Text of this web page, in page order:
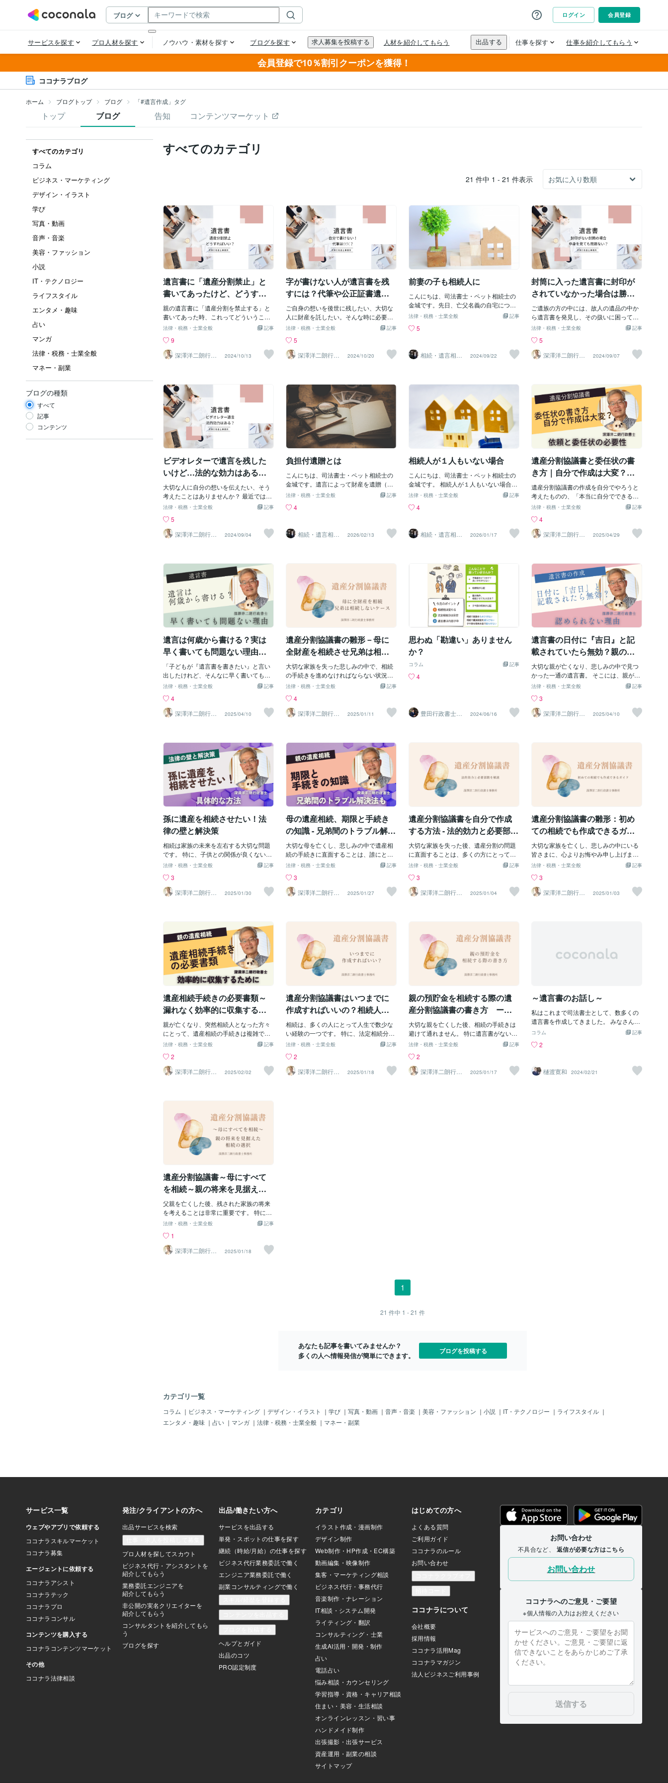
会員登録で10％割引クーポンを獲得！
ココナラブログ
ホーム ブログトップ ブログ 「#遺言作成」タグ
トップ ブログ 告知 コンテンツマーケット
すべてのカテゴリ
コラム
ビジネス・マーケティング
デザイン・イラスト
学び
写真・動画
音声・音楽
美容・ファッション
小説
IT・テクノロジー
ライフスタイル
エンタメ・趣味
占い
マンガ
法律・税務・士業全般
マネー・副業
ブログの種類
すべて
記事
コンテンツ
すべてのカテゴリ
21 件中 1 - 21 件表示
遺言書に「遺産分割禁止」と
書いてあったけど、どうすれ
ばいい？
親の遺言書に「遺産分割を禁止する」と
書いてあった時、これってどういうこと
だろう？と悩む方も多いのではないでし
いのに、この文言に縛られてしまうの
か、気になると思います。そこで今回
は、遺言書に記載された「遺産分割の禁
から最大5年間、遺産の分割を禁止すると
いう内容を記載することができます。 こ
れは、相続人同士の争いを防ぎ、冷静に
遺産分割について考える時間を与えるた
めなどに利用されます。【なぜ遺産分割
が禁止されるの？】 遺産分割を禁止する
理由は様々です。例えば、次のような例
が挙げられます。 相続人同士の仲が悪い
場合: 争いを避けるため、一定期間を置い
てから分割を行う。 遺産の評価が難しい
場合: 遺産の価値を正確に把握し、公平な
分割を行うために、時間をかけて評価を
行う。 特定の相続人に財産を残したい場
合: その相続人が一定の年齢になるまで、
員が分割に合意した場合はどうなる？】
相続人全員が遺産分割に合意した場合で
も、遺言書で分割が禁止されている場合
禁止されている場合、相続人全員が合意
していたとしても、その期間は分割を行
うことができません。 ただし、遺言書が
法的に効力を有しない場合には例外的に
分割できる可能性もあります。 当事務所
では、静岡市浜松市エリアを中心に自筆
証書遺言の作成相談を承っております。※
全国を対象としています。 遺言書の内容
に関するご質問や、相続手続き全般につ
記事
法律・税務・士業全般
9
深澤洋二朗行政
書士
2024/10/13
字が書けない人が遺言書を残
すには？代筆や公正証書遺言
について解説
ご自身の想いを後世に残したい、大切な
人に財産を託したい。そんな時に必要と
なるのが遺言書です。 しかし、病気や老
うすれば遺言を残せるのか悩んでいる方
もいらっしゃるでしょう。 今回は、遺言
書を自分で書けない人が直面する問題点
自分で書かなければならない】 「家族に
頼んで代筆してもらおうかな…」と考え
ている方もいるかもしれません。 しか
し、日本の法律では、自筆証書遺言は全
てを自分で書かなければ有効な遺言とは
認められません。 たとえ、家族が遺言者
の言葉を正確に書き写したとしても、そ
れは遺言者の自筆ではないため、法的に
効力がないと判断されてしまうのです。
成しよう】 では、自分で字を書くことが
できない場合は、遺言を残すことができ
ないのでしょうか？そんなことはありま
せん。公正証書遺言という方法がありま
れる遺言書です。 遺言の内容を公証人に
伝えれば、公証人が代わりに作成してく
専門家である公証人が作成するため、形
式的な間違いが起こりにくい。 証拠能力
が高い： 公証人が作成したという証拠が
あるため、将来、遺言の内容が争われた
場合でも、その効力を証明しやすい。秘
密が守られる： 公証人は秘密保持義務を
れる心配が少ない。 【まとめ】字が書
記事
法律・税務・士業全般
5
深澤洋二朗行政
書士
2024/10/20
前妻の子も相続人に
こんにちは、司法書士・ペット相続士の
金城です。先日、亡父名義の自宅につい
て相続登記の依頼を受けました。 母親は
で、相談者（長男）の単独名義にしたい
人は子ども３名のみとの認識で、子ども
３名の間で長男単独名義にする合意がで
籍を見せてもらったところ、亡父には前
妻がおり、前妻との間にも子どもが１人
いることが分かりました。 前妻の子ども
のことを相談者に尋ねると、まったく交
流がないので消息は分からないとのこと
でした。 もし前妻の子が独身のまま亡く
なっていた場合は、相談者の認識どお
り、相続人は子ども３人で間違いないと
いうことになります。 ところが、前妻の
子の戸籍を追求したところ、前妻の子は
すでに亡くなっているものの、子どもが
８人もいることが判明しました。 つま
り、その８人の子も亡父の相続人に該当
も上ることになります。 相談者の単独名
なければならない旨、相談者には伝えま
したが、この事案のように、思わぬ相続
えていたのであれば、遺留分の問題は生
じるものの、１１名での遺産分割協議を
回避するために遺言を遺しておくべきケ
ースでした。 年々遺言を作成する人が増
えていますが、特に相続関係が複雑な場
合などは、遺言を作成しておくことは必
須といえます。
記事
法律・税務・士業全般
5
相続・遺言相談
所
2024/09/22
封筒に入った遺言書に封印が
されていなかった場合は勝手
に開けて確認してもいいの？
ご遺族の方の中には、故人の遺品の中か
ら遺言書を発見し、その扱いに困ってい
る方もいらっしゃるのではないでしょう
の場合、「中身を見て確認しても大丈夫
なのか？」と不安に思われる方もいるか
もしれません。 本記事では、封がされて
します。【封がしていない遺言書は見て
も問題ない？】 封がしていない封筒を発
見した場合、中身が何なのか気になり見
てしまうということはよくあることで
す。 遺言書の内容は、封筒に封がされて
いてもされていなくても、法的に有効な
内容であれば効力が生じます。 見てしま
ったからと言ってすぐに問題が発生する
わけではありませんが、次の注意点があ
ります。【封がされていなかった遺言書
の注意点】 遺言内容の真偽: 封がされて
いなかった場合、遺言書の内容が本当に
故人の意思であるか、改ざんされていな
いかなどを確認する必要があります。 相
相続人がいる場合、相続人間で争いが起
こる可能性があります。 検認手続きが必
要：遺言書を発見した場合、家庭裁判所
す。【まとめ】 封がされていなかった遺
言書が見つかった場合でも、安易に判断
せず、まずは専門家にご相談ください。
専門家にご相談することで、ご自身の権
利を守り、円滑な相続手続きを進めるこ
とができます。 これから遺言書を作成す
る方は、改ざんの恐れを防ぐためにも作
成後は封印をして保存をするようにしま
しょう。 当事務所では、静岡市浜松市エ
リアを
記事
法律・税務・士業全般
5
深澤洋二朗行政
書士
2024/09/07
ビデオレターで遺言を残した
いけど…法的な効力はある
の？
大切な人に自分の想いを伝えたい、そう
考えたことはありませんか？ 最近では、
ビデオレターで遺言を残すサービスが登
ー遺言は、文字だけでは伝えきれない、
温かい想いや生きた証を後世に残すこと
ができる魅力的な方法です。 しかし、
ょう。 本記事では、ビデオレター遺言の
メリットやデメリット、そして法的な側
面について、具体的な事例を交えながら
解説していきます。ビデオレター遺言に
興味がある方は、ぜひ参考にしてくださ
い。【ビデオレター遺言とは？】 ビデオ
レター遺言とは、文字で書かれた従来の
遺言書とは異なり、動画で自分の想いを
伝える新しい形の遺言です。 生前に記録
し、自分の言葉と表情で、家族や大切な
人に直接語りかけることができます。
【ビデオレター遺言のメリット】 まず、
ビデオレター遺言を作成するメリットに
ついてご紹介します。 感情豊かに伝えら
想いや生きた証を後世に残すことができ
ます。 複雑な内容も伝えやすい: 図や資
料を使いながら、複雑な内容も分かりや
で、遺言者の意図を正確に理解できま
す。 【ビデオレター遺言のデメリット】
では次に、ビデオレター遺言のデメリッ
トをご紹介します。 法的な効力がない:
一般的には、法的な遺言として認められ
ていません。 証拠能力が低い: 動画の改
ざんや紛失のリスクがあり、証拠能力が
低いと評価される可能性があります。 技
術的な問題が発生する可能性: 動
記事
法律・税務・士業全般
5
深澤洋二朗行政
書士
2024/09/04
負担付遺贈とは
こんにちは、司法書士・ペット相続士の
金城です。遺言によって財産を遺贈（贈
与）することができますが、【負担付遺
うえで財産を無償で与える遺贈のことを
る行為をすること」を条件に、財産を贈
与（遺贈）する方法です。 🔸 たとえば、
のため、受遺者（財産を受け取る人）
は、遺言者の死亡後、いつでも遺贈を放
棄できます（民法第986条）。 遺贈が放
棄されると、当然ながら負担（義務）も
消滅します。 遺贈が放棄されることを防
く、事前に受遺者に意向を伝え、了承を
得ておくと安心です。 ■負担が履行され
ない場合 もし受遺者が負担を履行しない
場合、相続人は家庭裁判所に対して【負
担付遺贈の取消し】を請求できます（民
法第1027条）。 負担付遺贈が取り消され
ると、遺贈は「なかったもの」となり、
財産は相続人に帰属します。 ただし、取
消しには家庭裁判所への申立てが必要で
あり、時間や労力がかかります。 ■負担
ることはできません。 また、負担付遺贈
の取消しには家庭裁判所への請求という
手間がかかります。 だからこそ、負担を
誠実に履行してくれると信頼できる人を
受遺者に指定することが重要です。 ■遺
言を遺しても安心とは限らない 負担付遺
贈を定めた遺言があっても、相続人全員
が協議のうえ、遺言と異なる内
記事
法律・税務・士業全般
4
相続・遺言相談
所
2026/02/13
相続人が１人もいない場合
こんにちは、司法書士・ペット相続士の
金城です。 相続人が１人もいない場合、
亡くなった人が遺した財産は最終的に国
あります。 1. 相続人不存在となるケース
独） ・相続人全員が相続放棄した場合 こ
のような場合、「利害関係人」が家庭裁
とは次のような人です。 ・被相続人にお
金を貸している人 ・未納賃料を請求でき
る人 ・被相続人の財産を事実上管理して
いる人 なお、相続放棄をした人も利害関
係人に該当し得ます。 2. 相続放棄をした
者による遺産管理 相続放棄した者はもは
や相続人ではないため、被相続人の遺産
を管理する義務を負わないのが原則で
す。 ただし、相続放棄時に相続財産を現
に占有していた相続人は、相続財産清算
人が選任されるまで、自分の財産を扱う
のと同じ注意を払って遺産を管理しなけ
ればなりません。 例えば、資産価値がな
い築古の家に被相続人と同居していた場
人が決まるまで管理責任を負います。 ３.
相続財産清算人の選任と予納金 相続財産
家庭裁判所に納めねばならないことがあ
ります。 ４. 官報公告と相続人不存在の
確定 相続財産清算人は官報公告を 計３回
行ないます。 １回目公告：相続財産清算
人選任公告（選任決定を官報で告知） ２
記事
法律・税務・士業全般
4
相続・遺言相談
所
2026/01/17
遺産分割協議書と委任状の書
き方｜自分で作成は大変？専
門家への依頼と委任状の必要
性を徹底解説
遺産分割協議書の作成を自分でやろうと
考えたものの、「本当に自分でできるの
だろうか」「書類の書き方や必要な手続
なの？」といった不安や疑問を感じてい
ませんか。 相続手続きは人生で何度も経
験するものではないため、戸惑うのは当
手続きが進まないことも多く、慎重に進
める必要があります。 そこで今回は、委
任状はどのような場面で必要になるの
か、どのような書式で作成すればいいの
かについてご説明していきます。【遺産
分割協議書の作成が難しい理由】 遺産分
割協議書は、相続人全員の合意内容を明
確に記載し、全員が署名・押印する必要
がある重要な書類です。 しかし、実際に
作成しようとすると、戸籍謄本や住民
票、不動産の登記事項証明書など、多く
の添付書類を集めなければならず、記載
内容にも細かな注意が求められます。 さ
らに、金融機関や法務局によって求めら
ンターネットで見つけたテンプレートを
そのまま使うと、手続きが受理されない
こともあります。 こうした複雑さから、
に必要？】遺産分割協議書の作成やその
後の相続登記、預貯金の解約などを専門
家や家族に代理で依頼する場合、委任状
が必要となります。委任状は、相続人本
人が手続きを行えない場合や、遠方に住
す。委任状には、委任する内容や代理
人・委任者の情報を正確
記事
法律・税務・士業全般
4
深澤洋二朗行政
書士
2025/04/29
遺言は何歳から書ける？実は
早く書いても問題ない理由を
解説
「子どもが『遺言書を書きたい』と言い
出したけれど、そんなに早く書いてもい
いの？」と戸惑われる親御さんもいらっ
と、人生の終わりが近づいたときに作成
するものというイメージが強く、若い人
が書くことに違和感を覚える方も多いで
が可能です。 そして、早い段階で遺言書
を書くことには、思いもよらないメリッ
トがあります。 本記事では、遺言書を若
いうちに作成する意義や注意点について
詳しく解説しながら、親としてどう向き
合うべきかを考えてみたいと思います。
【遺言書は15歳から作成可能―その理由
とは？】まず、遺言書を作成できる年齢
について確認しておきましょう。 日本の
民法では、「満15歳以上の者であれば遺
言をすることができる」と定められてい
ます（民法961条）。 つまり、中学生や
高校生でも、自分の意思で遺言書を作成
することが法律上認められているので
いて意思表示をする能力が15歳以上であ
れば十分に備わっていると考えられてい
るためです。 例えば、若い人でもアルバ
の飼育や特定の物品について、自分が亡
くなった後にどうしてほしいかという希
望を持つこともあるでしょう。 そうした
意思を明確にしておくことで、残された
家族や関係者とのトラブルを防ぐことが
できるのです。【若いうちに遺言書を書
くメリットとは？】「まだ若いのに遺言
書を書くなんて早すぎる」と感じる方も
いるかもしれません。 しかし、遺言書を
書
記事
法律・税務・士業全般
4
深澤洋二朗行政
書士
2025/04/10
遺産分割協議書の雛形－母に
全財産を相続させ兄弟は相続
しないケース－
大切な家族を失った悲しみの中で、相続
の手続きを進めなければならない状況
は、誰にとっても辛いものです。 特に、
理がつかないまま、様々な手続きに直面
することになるでしょう。 そんな中で、
遺産分割協議書の作成は避けて通れない
ケースで、兄弟が相続を放棄し、母親に
全財産を相続させたいと考えている方々
に向けて、遺産分割協議書の作成方法を
ご紹介します。【遺産分割協議書が必要
な理由】 遺産分割協議書は、相続人全員
の合意内容を書面で残すための重要な文
書です。 法律上、相続人が複数いる場
合、遺産は法定相続分に従って分割され
ることになります。 しかし、実際の家族
の事情や故人の意思を尊重して、法定相
続分とは異なる形で遺産を分割したい場
合も少なくありません。 母親に全財産を
相続させたいと考えている場合、それは
法定相続分とは異なる分割方法となりま
書が必要となるのです。 この文書がある
ことで、将来的なトラブルを防ぎ、故人
の意思と相続人の意向を明確に示すこと
ます。 まず、被相続人である父親の氏
名、住所、死亡年月日を明記します。次
に、相続人全員の氏名、住所、続柄を記
載します。 そして最も重要な部分とし
て、遺産の分割方法を具体的に記述しま
きます 「被相続人の遺産全てを母親（氏
名）が相続す
記事
法律・税務・士業全般
4
深澤洋二朗行政
書士
2025/01/11
思わぬ「勘違い」ありません
か？
記事
コラム
4
豊田行政書士事
務所・FP事務所
2024/06/16
遺言書の日付に『吉日』と記
載されていたら無効？親の遺
言書が認められなかった理由
大切な親が亡くなり、悲しみの中で見つ
かった一通の遺言書。 そこには、親が自
分たち子どもに何を残したかったのか、
筆で書かれた文字を目にしたとき、「こ
れが親からの最後のメッセージなんだ」
と胸が熱くなった方も多いでしょう。 し
合、それだけで法律上無効と判断される
ことがあるのです。 「確かに親の字なの
に、なんで？」と疑問やショックを感じ
る方もいるでしょう。 このブログでは、
その理由と対策についてわかりやすく解
い。【自筆証書遺言には「正しい日付」
が必要】 まず、遺言書にはいくつかの法
律上のルールがあります。 その中でも特
に重要なのが「日付」の記載です。 法律
では、遺言書の日付は「年月日」を明確
に記載する必要があるとされています。
のかを特定するためです。 例えば、「令
和5年4月11日」のようにはっきりとした
日付であれば問題ありません。 しかし、
【なぜ「吉日」ではダメなの？】 「吉
日」という表現は、日本では昔から縁起
しれません。 しかし、法律では「特定可
記事
法律・税務・士業全般
3
深澤洋二朗行政
書士
2025/04/10
孫に遺産を相続させたい！法
律の壁と解決策
相続は家族の未来を左右する大切な問題
です。 特に、子供との関係が良くない場
合、孫に財産を残したいと考える方は少
は複雑で、思い通りにはいきません。
【相続の基本的な仕組み】 法律上、相続
人は基本的に配偶者と子供が優先されま
は多くの人が意外に感じる点です。 ただ
し、子供が既に亡くなっている場合は、
代襲相続という制度により孫が相続権を
得ることができます。 代襲相続とは、被
相続人の子供が既に亡くなっている場合
に、その子供の子ども（孫）が代わりに
相続できる制度のことです。【孫に遺産
を残す具体的な方法】 孫に財産を残した
い場合、最も確実な方法は遺言書を作成
することです。 遺言書では、法定相続分
とは異なる財産の分配を指定できます。
例えば、子供を除外して孫に直接遺産を
遺贈することが可能です。遺言書を作成
する際は、いくつかの注意点がありま
り、法定相続人の最低限の相続権は保護
されます。 そのため、完全に子供を相続
から排除することは難しい場合がありま
小限に抑えるためには、弁護士や税理士
などの専門家に相談することをおすすめ
します。 専門家は個々の家族状況に応じ
た最適な相続計画を提案してくれるでし
ょう。 当事務所では、静岡市浜松市エリ
っております。※全国を対象としていま
す。 遺
記事
法律・税務・士業全般
3
深澤洋二朗行政
書士
2025/01/30
母の遺産相続、期限と手続き
の知識 - 兄弟間のトラブル解決
法も ‐
大切な母を亡くし、悲しみの中で遺産相
続の手続きに直面することは、誰にとっ
ても辛い経験です。 特に兄弟間で意見が
ます。 本記事では、遺産相続の期限や手
続きについて、解説します。また、兄弟
間のトラブルに悩む方々へのアドバイス
期限があります。 まず、相続の開始は被
相続人（この場合は母親）が亡くなった
時点です。 そこから3ヶ月以内に相続放
棄や限定承認の手続きを行う必要があり
ます。これは重要な決断なので、十分に
は、法律上の期限はありませんが、相続
税の申告期限までに終えることが望まし
いです。 相続税の申告と納付は、被相続
人の死亡を知った日の翌日から10ヶ月以
内に行う必要があります。 この期限は非
常に重要で、遅れると加算税などのペナ
動産の名義変更は、相続開始を知った日
から３年以内に行うことが求められま
す。 これは、登記簿に新しい所有者の名
記事
法律・税務・士業全般
3
深澤洋二朗行政
書士
2025/01/27
遺産分割協議書を自分で作成
する方法 - 法的効力と必要部数
を解説
大切な家族を失った後、遺産分割の問題
に直面することは、多くの方にとって心
理的にも実務的にも大きな負担となりま
避けて通れない重要なステップです。 し
かし、弁護士や専門家に依頼するとなる
と、費用面で躊躇してしまう方も少なく
えられるだけでなく、故人の意思や家族
の思いをより細やかに反映させることが
できるかもしれません。 しかし、同時に
「法的に問題ないのだろうか」「何通作
ればいいのか」といった疑問も湧いてく
書の自作について詳しく解説していきま
す。【遺産分割協議書の自作は法的に問
題ないのか】 まず、多くの方が気にされ
る「法的効力」についてです。 遺産分割
協議書は、相続人全員の合意があれば、
自作であっても法的に有効です。 法律で
確で相続人全員の署名（記名）捺印があ
れば、自作でも十分な効力を持ちます。
ただし、注意点もあります。記載内容に
記事
法律・税務・士業全般
3
深澤洋二朗行政
書士
2025/01/04
遺産分割協議書の雛形：初め
ての相続でも作成できるガイ
ド
大切な家族を亡くし、悲しみの中にいる
皆さまに、心よりお悔やみ申し上げま
す。 突然の出来事に戸惑い、これからの
と思います。 特に、遺言書がない場合、
遺産分割協議書の作成が必要になります
が、初めて耳にする方も多いのではない
産の分け方を書面にしたものです。 故人
（被相続人）の遺言書がない場合や、法
口座の名義変更にも必要となります。 皆
んて難しそう」と不安に思われる方もい
るかもしれません。 しかし、心配はいり
ません。基本的な項目を押さえれば、十
分に作成可能です。【遺産分割協議書に
くなられた方（被相続人）のお名前、亡
くなられた日付、最後の住所を書きま
記事
法律・税務・士業全般
3
深澤洋二朗行政
書士
2025/01/03
遺産相続手続きの必要書類～
漏れなく効率的に収集するた
めに～
親が亡くなり、突然相続人となった方々
にとって、遺産相続の手続きは複雑で戸
惑うことも多いでしょう。 しかし、必要
で、この大切なプロセスをスムーズに進
めることができます。 本記事では、遺産
相続手続きに必要な書類について解説し
は、戸籍謄本と住民票です。 亡くなった
親の出生から死亡までの戸籍謄本（全部
事項証明書）が必要となります。 これ
は、親の人生の記録であり、法的な身分
関係を証明する重要な書類です。 また、
後の住所地の住民票または戸籍の附票も
用意しましょう。 次に重要なのは、印鑑
登録証明書です。相続人である子供の印
鑑登録証明書が必要となります。 この書
類は、相続に関する重要な書類にサイン
する際に使用する印鑑が、正式に登録さ
動産がある場合の追加書類】 親が不動産
を所有していた場合、追加の書類が必要
となります。 不動産登記簿謄本は、その
記事
法律・税務・士業全般
2
深澤洋二朗行政
書士
2025/02/02
遺産分割協議書はいつまでに
作成すればいいの？相続人が
知っておくべきポイント
相続は、多くの人にとって人生で数少な
い経験の一つです。 特に、法定相続分と
は異なる形で遺産を分割する場合、遺産
す。 しかし、この協議書をいつまでに作
成すべきか、疑問に思う方も多いでしょ
う。 今回は、遺産分割協議書の作成期限
にも、遺産分割協議書が必要になりま
の合意を得るのに時間がかかることもあ
りますので、余裕を持って取り組
記事
法律・税務・士業全般
2
深澤洋二朗行政
書士
2025/01/18
親の預貯金を相続する際の遺
産分割協議書の書き方 ー相
続人が母親と息子の場合ー
大切な親を亡くした後、相続の手続きは
避けて通れません。 特に遺言書がない場
合、相続人同士で話し合って遺産の分け
容を書面にしたものが遺産分割協議書で
す。 今回は、預貯金のみを相続する場合
の遺産分割協議書の書き方について、息
に具体的な金額を明記します。 相続割合
を母親が、40%を息子が相続する」とい
後に「上記の通り合意しました」などの
文言を入れ、相続人全員が署名・
記事
法律・税務・士業全般
2
深澤洋二朗行政
書士
2025/01/17
～遺言書のお話し～
私はこれまで司法書士として、数多くの
遺言書を作成してきました。 みなさんは
「遺言書」と聞くとどんなイメージがあ
愛人に遺産を遺す遺言書が発見され、殺
がある」など、様々だと思います。 今回
は、遺言書についてお話していきたいと
記事
コラム
2
樋渡寛和 2024/02/21
遺産分割協議書～母にすべて
を相続～親の将来を見据えた
相続の選択
父親を亡くした後、残された家族の将来
を考えることは非常に重要です。 特に、
母親の老後の生活を安定させるために、
択する場合があります。 これは、将来の
介護費用や老人ホーム費用、日々の生活
費などを考慮した上での決断です。 この
全ての財産を把握します。次に、協議書
には相続財産の詳細な内容と、それらを
全て母親が相続することを明記します。
日付、相続人全員の氏名と押印も忘れず
に記載しましょう。全ての相続人の同意
性や、その理由を明確に伝えましょう。
また、将来的に他の相続人から異議が出
る可能性も考慮し、話し合いの内容や合
意のプロセスを記録として残しておくこ
とを
記事
法律・税務・士業全般
1
深澤洋二朗行政
書士
2025/01/18
1
21 件中 1 - 21 件
あなたも記事を書いてみませんか？
多くの人へ情報発信が簡単にできます。
ブログを投稿する
カテゴリ一覧
コラム ｜ ビジネス・マーケティング ｜ デザイン・イラスト ｜ 学び ｜ 写真・動画 ｜ 音声・音楽 ｜ 美容・ファッション ｜ 小説 ｜ IT・テクノロジー ｜ ライフスタイル ｜
エンタメ・趣味 ｜ 占い ｜ マンガ ｜ 法律・税務・士業全般 ｜ マネー・副業